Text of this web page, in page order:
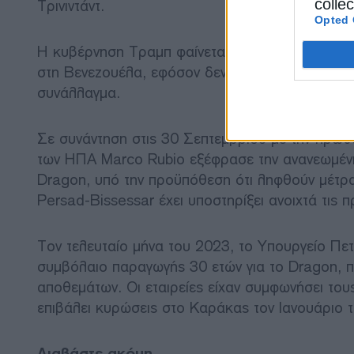
Opted
Τρινιντάντ.
Η κυβέρνηση Τραμπ φαίνεται διατεθειμένη να
στη Βενεζουέλα, εφόσον δεν καταβάλουν
συνάλλαγμα.
Σε συνάντηση στις 30 Σεπτεμβρίου με την
των ΗΠΑ Marco Rubio εξέφρασε την
Dragon, υπό την προϋπόθεση ότι ληφθούν
Persad-Bissessar έχει υποστηρίξει ανοιχτά τις
Τον τελευταίο μήνα του 2023, το Υπουργείο
συμβόλαιο παραγωγής 30 ετών για το Dragon,
αποθεμάτων. Οι εταιρείες είχαν συμφωνήσει
επιβάλει κυρώσεις στο Καράκας τον Ιανουάριο